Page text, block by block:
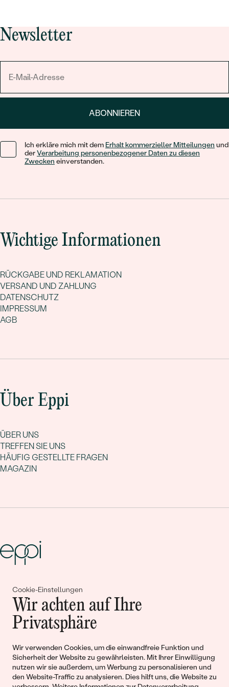
Cookie-Einstellungen
Wir achten auf Ihre
Privatsphäre
Wir verwenden Cookies, um die einwandfreie Funktion und
Sicherheit der Website zu gewährleisten. Mit Ihrer Einwilligung
nutzen wir sie außerdem, um Werbung zu personalisieren und
den Website-Traffic zu analysieren. Dies hilft uns, die Website zu
Newsletter
ABONNIEREN
Ich erkläre mich mit dem Erhalt kommerzieller Mitteilungen und
derVerarbeitung personenbezogener Daten zu diesen
Zwecken einverstanden.
Wichtige Informationen
RÜCKGABE UND REKLAMATION
VERSAND UND ZAHLUNG
DATENSCHUTZ
IMPRESSUM
AGB
Über Eppi
ÜBER UNS
TREFFEN SIE UNS
HÄUFIG GESTELLTE FRAGEN
MAGAZIN
Gemeinsam erschaffen wir
Geschichten von Schönheit und
Liebe
Begleiten Sie uns!